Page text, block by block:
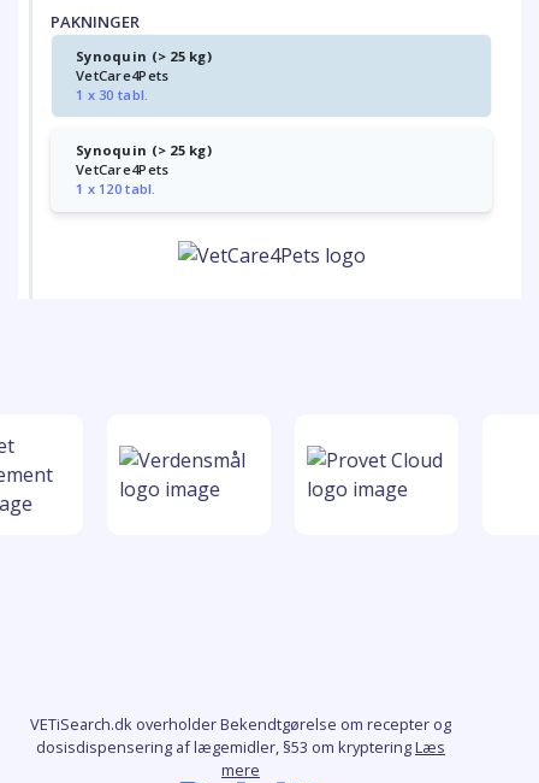
PAKNINGER
Synoquin (> 25 kg)
VetCare4Pets
1 x 30 tabl.
Synoquin (> 25 kg)
VetCare4Pets
1 x 120 tabl.
VETiSearch.dk overholder Bekendtgørelse om recepter og
dosisdispensering af lægemidler, §53 om krypteringLæs
mere